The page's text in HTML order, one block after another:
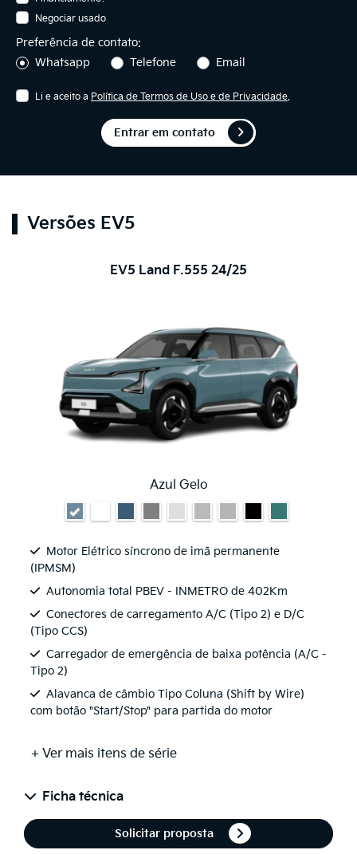
Negociar usado
Preferência de contato:
Whatsapp
Telefone Email
Li e aceito a Política de Termos de Uso e de Privacidade.
Entrar em contato
Versões EV5
EV5 Land F.555 24/25
Azul Gelo
Motor Elétrico síncrono de imã permanente
(IPMSM)
Autonomia total PBEV - INMETRO de 402Km
Conectores de carregamento A/C (Tipo 2) e D/C
(Tipo CCS)
Carregador de emergência de baixa potência (A/C -
Tipo 2)
Alavanca de câmbio Tipo Coluna (Shift by Wire)
com botão "Start/Stop" para partida do motor
+ Ver mais itens de série
Ficha técnica
Solicitar proposta